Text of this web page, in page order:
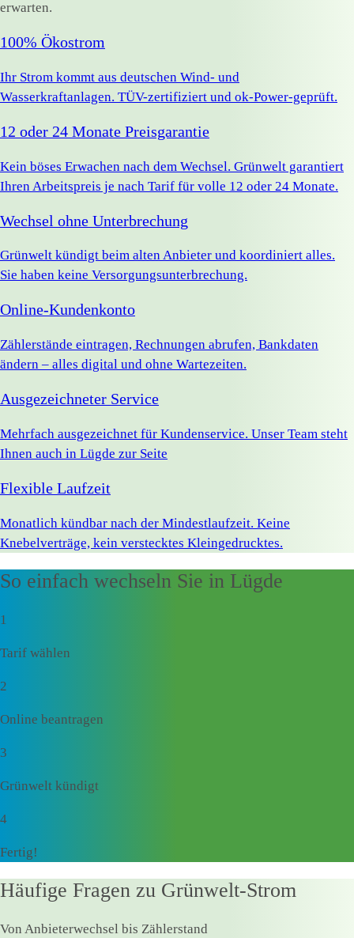
erwarten.
100% Ökostrom
Ihr Strom kommt aus deutschen Wind- und
Wasserkraftanlagen. TÜV-zertifiziert und ok-Power-geprüft.
12 oder 24 Monate Preisgarantie
Kein böses Erwachen nach dem Wechsel. Grünwelt garantiert
Ihren Arbeitspreis je nach Tarif für volle 12 oder 24 Monate.
Wechsel ohne Unterbrechung
Grünwelt kündigt beim alten Anbieter und koordiniert alles.
Sie haben keine Versorgungsunterbrechung.
Online-Kundenkonto
Zählerstände eintragen, Rechnungen abrufen, Bankdaten
ändern – alles digital und ohne Wartezeiten.
Ausgezeichneter Service
Mehrfach ausgezeichnet für Kundenservice. Unser Team steht
Ihnen auch in Lügde zur Seite
Flexible Laufzeit
Monatlich kündbar nach der Mindestlaufzeit. Keine
Knebelverträge, kein verstecktes Kleingedrucktes.
So einfach wechseln Sie in Lügde
1
Tarif wählen
2
Online beantragen
3
Grünwelt kündigt
4
Fertig!
Häufige Fragen zu Grünwelt-Strom
Von Anbieterwechsel bis Zählerstand